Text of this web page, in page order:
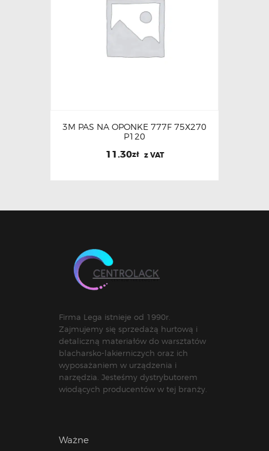
3M PAS NA OPONKE 777F 75X270
P120
11.30zł z VAT
Firma Lega istnieje od 1990r.
Zajmujemy się sprzedażą hurtową i
detaliczną materiałów do warsztatów
blacharsko-lakierniczych oraz ich
wyposażaniem w urządzenia i
narzędzia. Jesteśmy dystrybutorem
wiodących producentów w tej branży.
Ważne